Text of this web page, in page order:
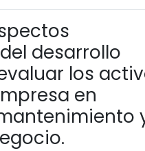
desarrollo
los
en